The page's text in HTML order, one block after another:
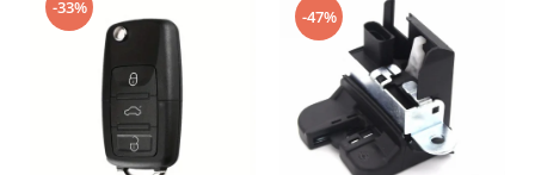
-33% -47%